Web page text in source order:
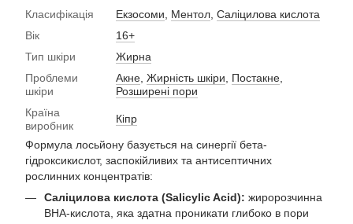
Класифікація
Екзосоми Ментол Саліцилова кислота
Вік
16+
Тип шкіри
Жирна
Проблеми
шкіри
Акне Жирність шкіри Постакне
Розширені пори
Країна
виробник
Кіпр
Формула лосьйону базується на синергії бета-
гідроксикислот, заспокійливих та антисептичних
рослинних концентратів:
Саліцилова кислота (Salicylic Acid): жиророзчинна
BHA-кислота, яка здатна проникати глибоко в пори